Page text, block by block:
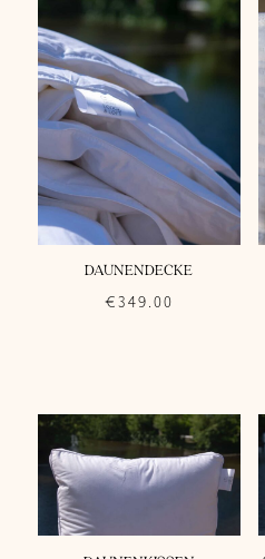
DAUNENDECKE
€349.00